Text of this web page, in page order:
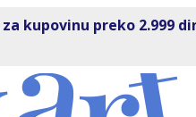
kupovinu preko 2.999